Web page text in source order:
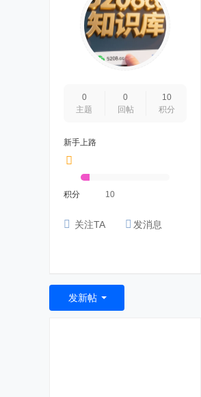
0
主题
0
回帖
10
积分
新手上路
积分 10
关注TA 发消息
发新帖